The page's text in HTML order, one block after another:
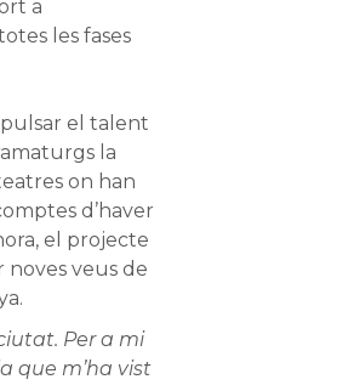
a
les fases
el talent
la
on han
d’haver
el projecte
veus de
Per a mi
que m’ha vist